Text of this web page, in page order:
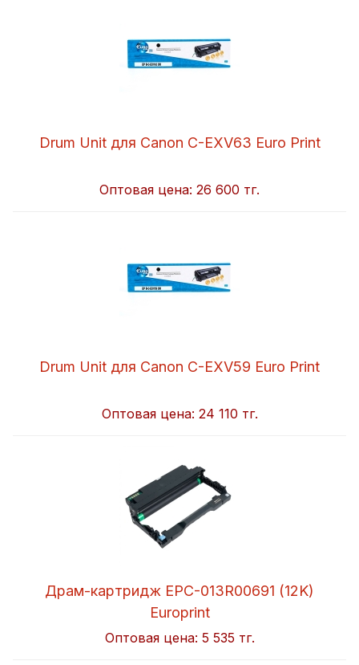
Drum Unit для Canon C-EXV63 Euro Print
Оптовая цена: 26 600 тг.
Drum Unit для Canon C-EXV59 Euro Print
Оптовая цена: 24 110 тг.
Драм-картридж EPC-013R00691 (12K)
Europrint
Оптовая цена: 5 535 тг.